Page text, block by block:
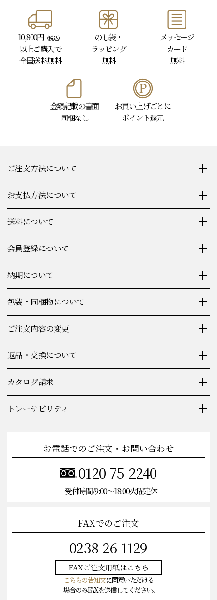
10,800円 （税込）
以上ご購入で
全国送料無料
のし袋・
ラッピング
無料
メッセージ
カード
無料
金額記載の書面
同梱なし
お買い上げごとに
ポイント還元
ご注文方法について
お支払方法について
送料について
会員登録について
納期について
包装・同梱物について
ご注文内容の変更
返品・交換について
カタログ請求
トレーサビリティ
お電話でのご注文・お問い合わせ
0120-75-2240
受付時間/9:00〜18:00火曜定休
FAXでのご注文
0238-26-1129
FAXご注文用紙はこちら
こちらの告知文に同意いただける
場合のみFAXを送信してください。